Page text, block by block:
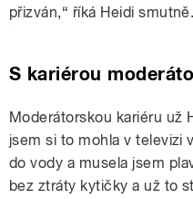
přizván,“ říká Heidi smutně.
S kariérou
Moderátorskou kariéru už
jsem si to mohla v televizi
do vody a musela jsem
bez ztráty kytičky a už to